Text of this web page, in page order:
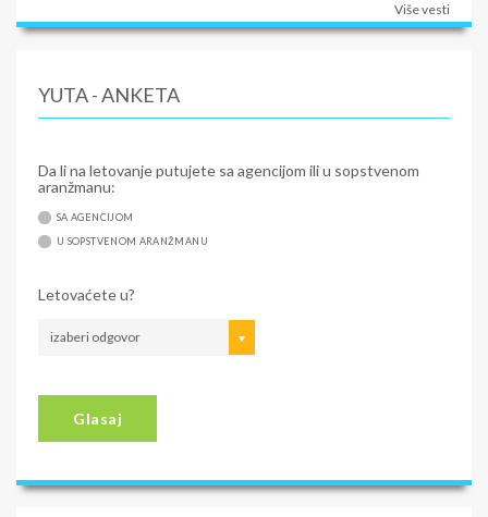
Više vesti
YUTA - ANKETA
Da li na letovanje putujete sa agencijom ili u sopstvenom
aranžmanu:
SA AGENCIJOM
U SOPSTVENOM ARANŽMANU
Letovaćete u?
izaberi odgovor
Glasaj